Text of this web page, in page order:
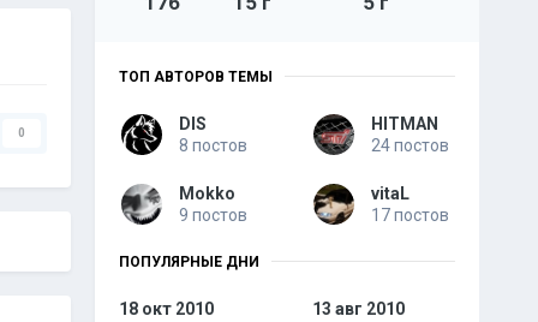
0
ТОП АВТОРОВ ТЕМЫ
DIS
8 постов
HITMAN
24 постов
Mokko
9 постов
vitaL
17 постов
ПОПУЛЯРНЫЕ ДНИ
18 окт 2010
13 авг 2010